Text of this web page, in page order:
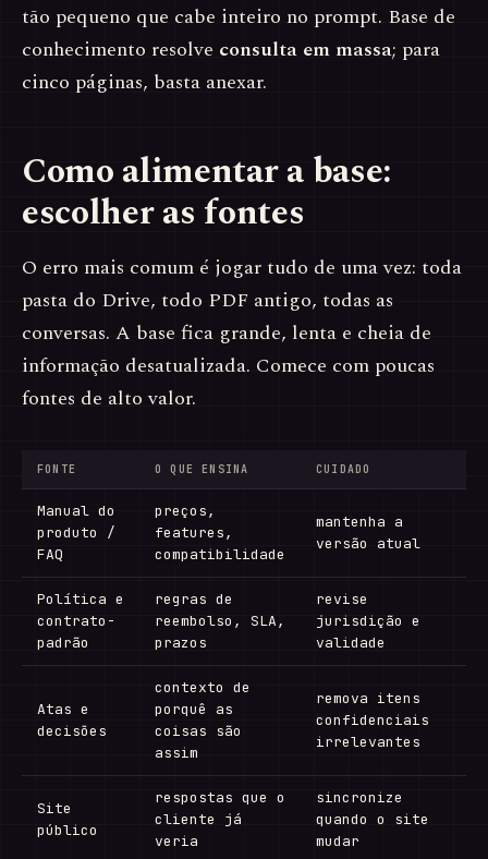
tão pequeno que cabe inteiro no prompt. Base de
conhecimento resolve consulta em massa; para
cinco páginas, basta anexar.
Como alimentar a base:
escolher as fontes
O erro mais comum é jogar tudo de uma vez: toda
pasta do Drive, todo PDF antigo, todas as
conversas. A base fica grande, lenta e cheia de
informação desatualizada. Comece com poucas
fontes de alto valor.
FONTE O QUE ENSINA CUIDADO
Manual do
produto /
FAQ
preços,
features,
compatibilidade
mantenha a
versão atual
Política e
contrato-
padrão
regras de
reembolso, SLA,
prazos
revise
jurisdição e
validade
Atas e
decisões
contexto de
porquê as
coisas são
assim
remova itens
confidenciais
irrelevantes
Site
público
respostas que o
cliente já
veria
sincronize
quando o site
mudar